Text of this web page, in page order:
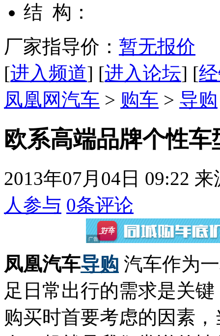
结 构：
厂家指导价： 暂无报价
[进入频道] [进入论坛] [
凤凰网汽车 > 购车 > 导购
欧系高端品牌个性
2013年07月04日 09:22 来
人参与 0条评论
凤凰汽车导购 汽车作为
足日常出行的需求是关
购买时首要考虑的因素